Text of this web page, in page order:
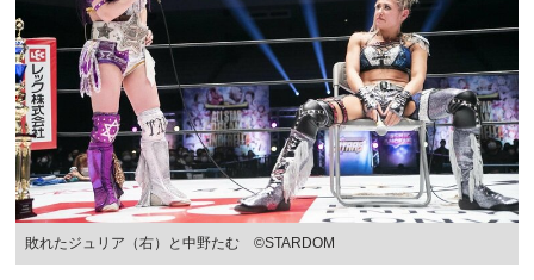
敗れたジュリア（右）と中野たむ ©STARDOM